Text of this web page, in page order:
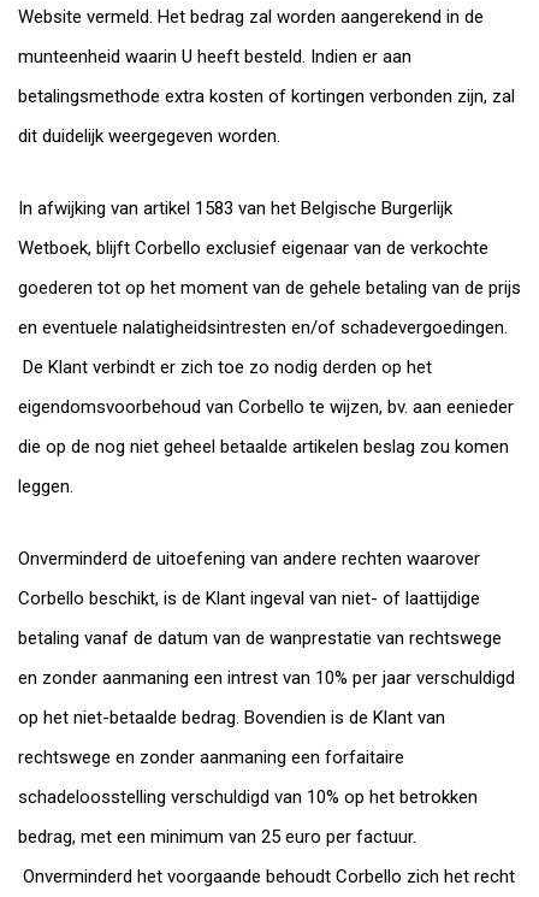
Website vermeld. Het bedrag zal worden aangerekend in de
munteenheid waarin U heeft besteld. Indien er aan
betalingsmethode extra kosten of kortingen verbonden zijn, zal
dit duidelijk weergegeven worden.
In afwijking van artikel 1583 van het Belgische Burgerlijk
Wetboek, blijft Corbello exclusief eigenaar van de verkochte
goederen tot op het moment van de gehele betaling van de prijs
en eventuele nalatigheidsintresten en/of schadevergoedingen.
De Klant verbindt er zich toe zo nodig derden op het
eigendomsvoorbehoud van Corbello te wijzen, bv. aan eenieder
die op de nog niet geheel betaalde artikelen beslag zou komen
leggen.
Onverminderd de uitoefening van andere rechten waarover
Corbello beschikt, is de Klant ingeval van niet- of laattijdige
betaling vanaf de datum van de wanprestatie van rechtswege
en zonder aanmaning een intrest van 10% per jaar verschuldigd
op het niet-betaalde bedrag. Bovendien is de Klant van
rechtswege en zonder aanmaning een forfaitaire
schadeloosstelling verschuldigd van 10% op het betrokken
bedrag, met een minimum van 25 euro per factuur.
Onverminderd het voorgaande behoudt Corbello zich het recht